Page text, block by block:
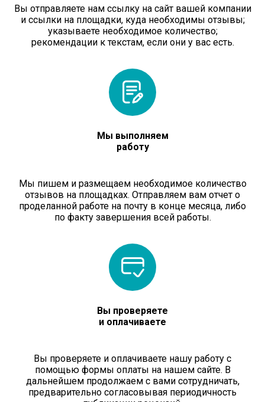
Вы отправляете нам ссылку на сайт вашей компании
и ссылки на площадки, куда необходимы отзывы;
указываете необходимое количество;
рекомендации к текстам, если они у вас есть.
Мы выполняем
работу
Мы пишем и размещаем необходимое количество
отзывов на площадках. Отправляем вам отчет о
проделанной работе на почту в конце месяца, либо
по факту завершения всей работы.
Вы проверяете
и оплачиваете
Вы проверяете и оплачиваете нашу работу с
помощью формы оплаты на нашем сайте. В
дальнейшем продолжаем с вами сотрудничать,
предварительно согласовывая периодичность